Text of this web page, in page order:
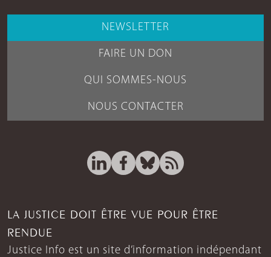
NEWSLETTER
FAIRE UN DON
QUI SOMMES-NOUS
NOUS CONTACTER
LA JUSTICE DOIT ÊTRE VUE POUR ÊTRE
RENDUE
Justice Info est un site d’information indépendant